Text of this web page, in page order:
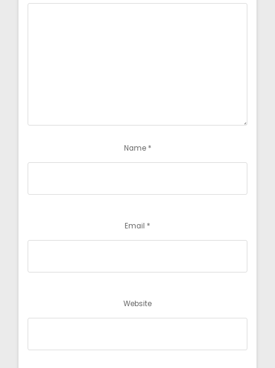
Name *
Email *
Website